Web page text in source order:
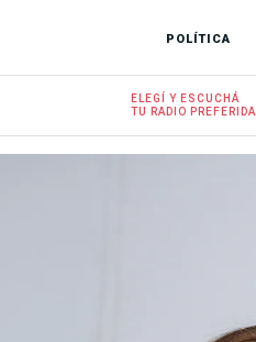
POLÍTICA
ELEGÍ Y ESCUCHÁ
TU RADIO PREFERIDA